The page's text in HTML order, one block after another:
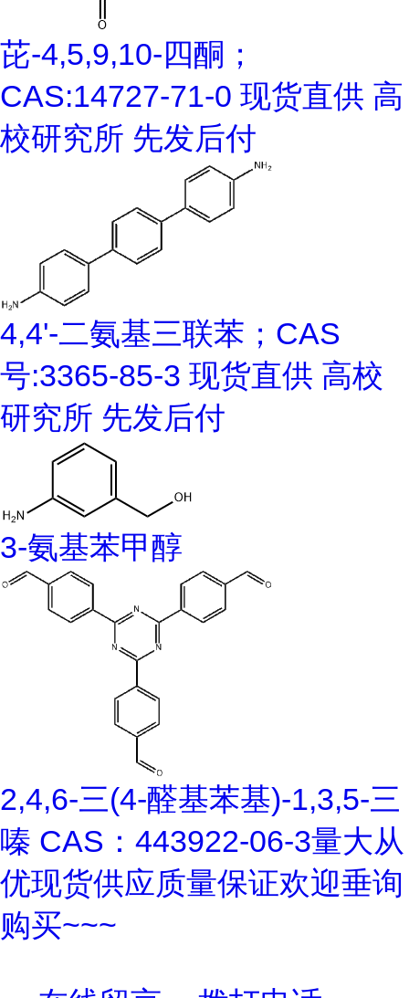
芘-4,5,9,10-四酮；
CAS:14727-71-0 现货直供 高
校研究所 先发后付
4,4'-二氨基三联苯；CAS
号:3365-85-3 现货直供 高校
研究所 先发后付
3-氨基苯甲醇
2,4,6-三(4-醛基苯基)-1,3,5-三
嗪 CAS：443922-06-3量大从
优现货供应质量保证欢迎垂询
购买~~~